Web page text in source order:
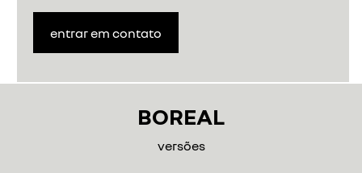
entrar em contato
BOREAL
versões